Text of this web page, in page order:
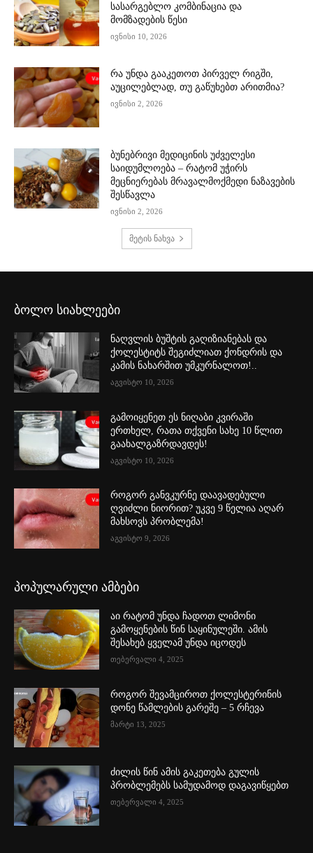
სასარგებლო კომბინაცია და
მომზადების წესი
ივნისი 10, 2026
რა უნდა გააკეთოთ პირველ რიგში,
აუცილებლად, თუ გაწუხებთ არითმია?
ივნისი 2, 2026
ბუნებრივი მედიცინის უძველესი
საიდუმლოება – რატომ უჭირს
მეცნიერებას მრავალმოქმედი ნაზავების
შესწავლა
ივნისი 2, 2026
მეტის ნახვა
ბოლო სიახლეები
ნაღვლის ბუშტის გაღიზიანებას და
ქოლესტიტს შეგიძლიათ ქონდრის და
კამის ნახარშით უმკურნალოთ!..
აგვისტო 10, 2026
გამოიყენეთ ეს ნიღაბი კვირაში
ერთხელ, რათა თქვენი სახე 10 წლით
გაახალგაზრდავდეს!
აგვისტო 10, 2026
როგორ განვკურნე დაავადებული
ღვიძლი ნიორით? უკვე 9 წელია აღარ
მახსოვს პრობლემა!
აგვისტო 9, 2026
პოპულარული ამბები
აი რატომ უნდა ჩადოთ ლიმონი
გამოყენების წინ საყინულეში. ამის
შესახებ ყველამ უნდა იცოდეს
თებერვალი 4, 2025
როგორ შევამციროთ ქოლესტერინის
დონე წამლების გარეშე – 5 რჩევა
მარტი 13, 2025
ძილის წინ ამის გაკეთება გულის
პრობლემებს სამუდამოდ დაგავიწყებთ
თებერვალი 4, 2025